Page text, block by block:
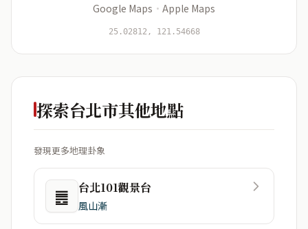
資料僅用於即時分析，不會儲存於伺服器
Google Maps · Apple Maps
25.02812, 121.54668
探索台北市其他地點
發現更多地理卦象
䷌ 台北101觀景台
風山漸